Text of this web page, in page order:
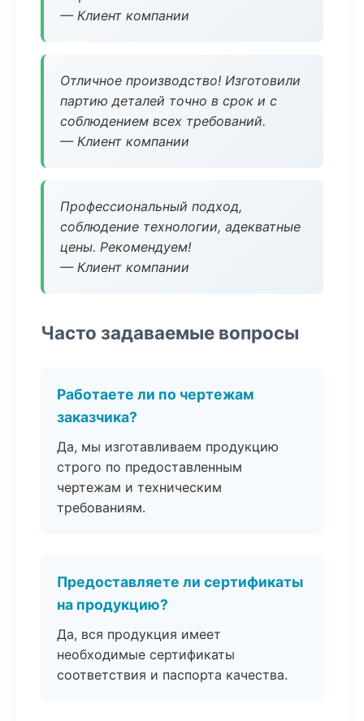
— Клиент компании
Отличное производство! Изготовили
партию деталей точно в срок и с
соблюдением всех требований.
— Клиент компании
Профессиональный подход,
соблюдение технологии, адекватные
цены. Рекомендуем!
— Клиент компании
Часто задаваемые вопросы
Работаете ли по чертежам
заказчика?
Да, мы изготавливаем продукцию
строго по предоставленным
чертежам и техническим
требованиям.
Предоставляете ли сертификаты
на продукцию?
Да, вся продукция имеет
необходимые сертификаты
соответствия и паспорта качества.